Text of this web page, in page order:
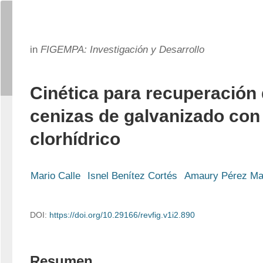
in FIGEMPA: Investigación y Desarrollo
Cinética para recuperación
cenizas de galvanizado
clorhídrico
Mario Calle Isnel Benítez Cortés Amaury Pérez
DOI: https://doi.org/10.29166/revfig.v1i2.890